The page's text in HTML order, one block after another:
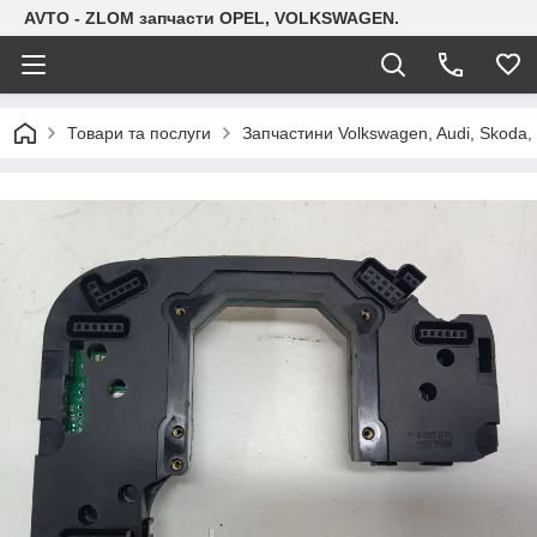
AVTO - ZLOM запчасти OPEL, VOLKSWAGEN.
Товари та послуги Запчастини Volkswagen, Audi, Skoda,